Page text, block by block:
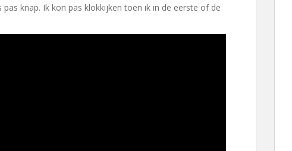
knap. Ik kon pas klokkijken toen ik in de eerste of de